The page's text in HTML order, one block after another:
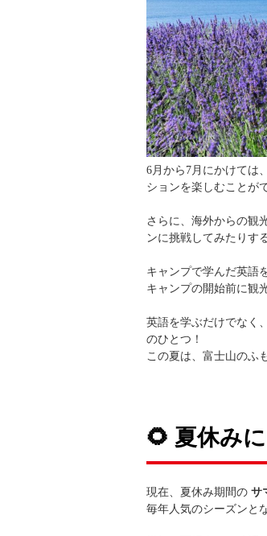
6月から7月にかけては
ションを楽しむことが
さらに、海外からの観
ンに挑戦してみたりす
キャンプで学んだ英語
キャンプの開始前に観
英語を学ぶだけでなく
のひとつ！
この夏は、富士山のふ
🌻 夏休み
現在、夏休み期間の サ
毎年人気のシーズンと